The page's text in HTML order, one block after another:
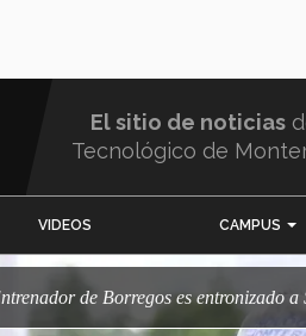
El sitio de noticias
Tecnológico de
VIDEOS CAMPUS
Entrenador de Borregos es entronizado